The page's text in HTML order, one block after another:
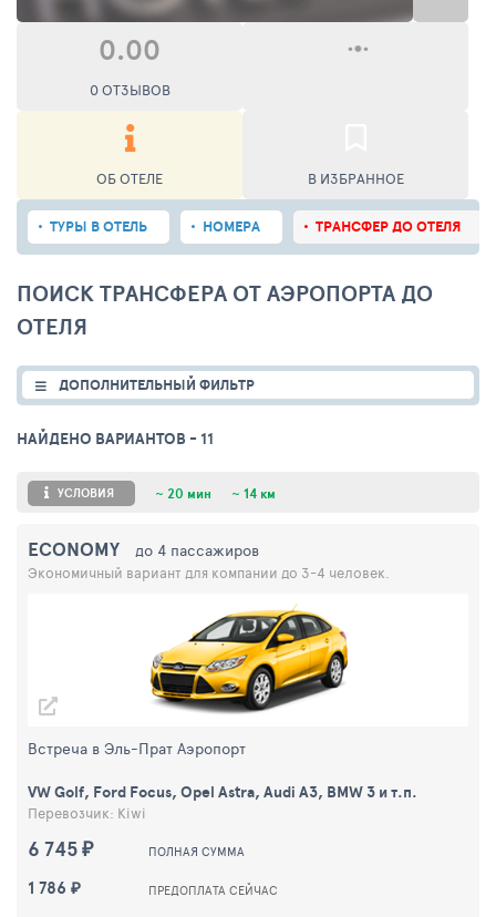
0.00
0 ОТЗЫВОВ
ОБ ОТЕЛЕ В ИЗБРАННОЕ
ТУРЫ В ОТЕЛЬ НОМЕРА ТРАНСФЕР ДО ОТЕЛЯ
ПОИСК ТРАНСФЕРА ОТ АЭРОПОРТА ДО
ОТЕЛЯ
ДОПОЛНИТЕЛЬНЫЙ ФИЛЬТР
НАЙДЕНО ВАРИАНТОВ - 11
УСЛОВИЯ ~ 20 мин ~ 14 км
6 745 ₽ ПОЛНАЯ СУММА
1 786 ₽ ПРЕДОПЛАТА СЕЙЧАС
Встреча в Эль-Прат Аэропорт
ECONOMY до 4 пассажиров
Экономичный вариант для компании до 3-4 человек.
VW Golf, Ford Focus, Opel Astra, Audi A3, BMW 3 и т.п.
Перевозчик: Kiwi